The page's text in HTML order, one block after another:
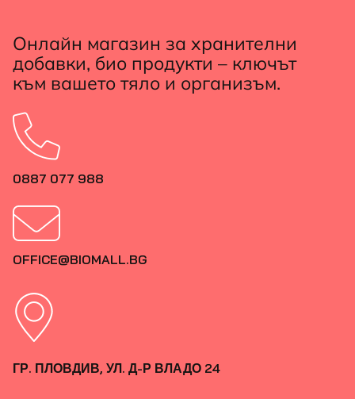
Онлайн магазин за хранителни
добавки, био продукти – ключът
към вашето тяло и организъм.
0887 077 988
OFFICE@BIOMALL.BG
ГР. ПЛОВДИВ, УЛ. Д-Р ВЛАДО 24